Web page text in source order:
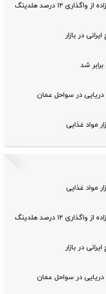
ناگفته‌های قربانزاده از واگذاری ۱۲ درصد هلدینگ
در بازار
شد
دریایی در سواحل عمان
مواد غذایی
مواد غذایی
ناگفته‌های قربانزاده از واگذاری ۱۲ درصد هلدینگ
در بازار
دریایی در سواحل عمان